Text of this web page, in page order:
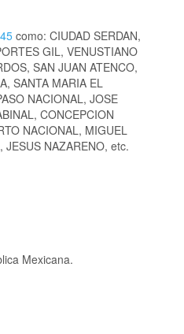
como: CIUDAD SERDAN,
GIL, VENUSTIANO
SAN JUAN ATENCO,
SANTA MARIA EL
NACIONAL, JOSE
CONCEPCION
NACIONAL, MIGUEL
JESUS NAZARENO, etc.
Mexicana.